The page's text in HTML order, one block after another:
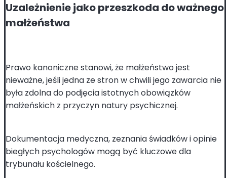
Uzależnienie jako przeszkoda do ważnego
małżeństwa
Prawo kanoniczne stanowi, że małżeństwo jest
nieważne, jeśli jedna ze stron w chwili jego zawarcia nie
była zdolna do podjęcia istotnych obowiązków
małżeńskich z przyczyn natury psychicznej.
Dokumentacja medyczna, zeznania świadków i opinie
biegłych psychologów mogą być kluczowe dla
trybunału kościelnego.